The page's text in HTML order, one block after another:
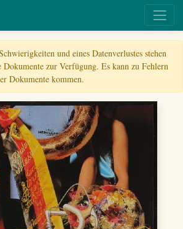
und eines Datenverlustes stehen
zur Verfügung. Es kann zu Fehlern
Dokumente kommen.